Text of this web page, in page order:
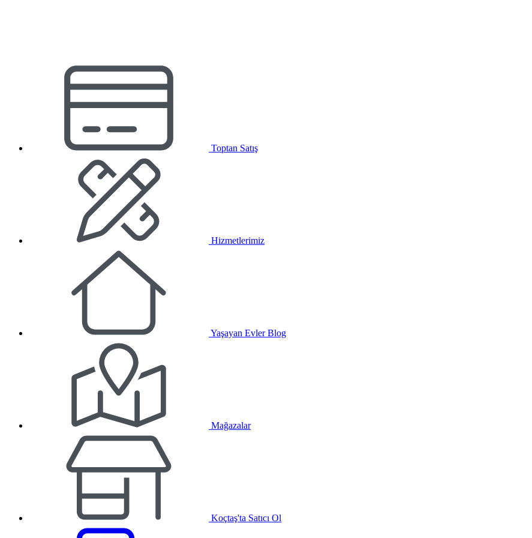
Toptan Satış
Hizmetlerimiz
Yaşayan Evler Blog
Mağazalar
Koçtaş'ta Satıcı Ol